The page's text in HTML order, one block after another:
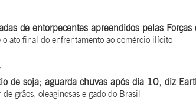
de entorpecentes apreendidos pelas Forças
ato final do enfrentamento ao comércio ilícito
de soja; aguarda chuvas após dia 10, diz
grãos, oleaginosas e gado do Brasil